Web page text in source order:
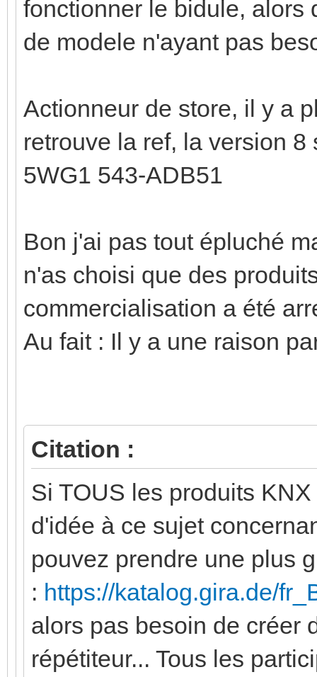
fonctionner le bidule, alors
de modele n'ayant pas
Actionneur de store, il y a
retrouve la ref, la version
5WG1 543-ADB51
Bon j'ai pas tout épluché
n'as choisi que des
commercialisation a été
Au fait : Il y a une raison
Citation :
Si TOUS les produits
d'idée à ce sujet
pouvez prendre une plus
: https://katalog.gira.de/
alors pas besoin de créer
répétiteur... Tous les